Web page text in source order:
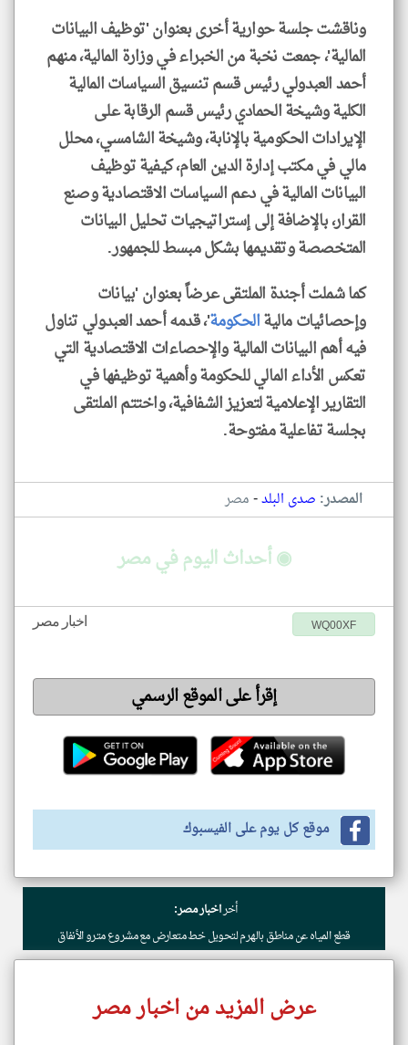
وناقشت جلسة حوارية أخرى بعنوان 'توظيف البيانات
المالية'، جمعت نخبة من الخبراء في وزارة المالية، منهم
أحمد العبدولي رئيس قسم تنسيق السياسات المالية
الكلية وشيخة الحمادي رئيس قسم الرقابة على
الإيرادات الحكومية بالإنابة، وشيخة الشامسي، محلل
مالي في مكتب إدارة الدين العام، كيفية توظيف
البيانات المالية في دعم السياسات الاقتصادية وصنع
القرار، بالإضافة إلى إستراتيجيات تحليل البيانات
المتخصصة وتقديمها بشكل مبسط للجمهور.
كما شملت أجندة الملتقى عرضاً بعنوان 'بيانات
وإحصائيات ماليةالحكومة'، قدمه أحمد العبدولي تناول
فيه أهم البيانات المالية والإحصاءات الاقتصادية التي
تعكس الأداء المالي للحكومة وأهمية توظيفها في
التقارير الإعلامية لتعزيز الشفافية، واختتم الملتقى
بجلسة تفاعلية مفتوحة.
المصدر: صدى البلد-مصر
◉ أحداث اليوم في مصر
اخبار مصر WQ00XF
إقرأ على الموقع الرسمي
موقع كل يوم على الفيسبوك
أخراخبار مصر:
قطع المياه عن مناطق بالهرم لتحويل خط متعارض مع مشروع مترو الأنفاق
عرض المزيد من اخبار مصر
klyoum.com